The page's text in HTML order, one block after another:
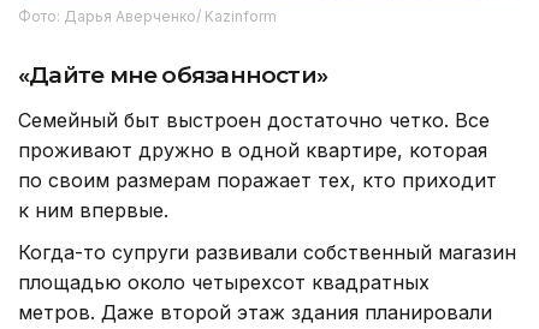
Фото: Дарья Аверченко/ Kazinform
«Дайте мне обязанности»
Семейный быт выстроен достаточно четко. Все
проживают дружно в одной квартире, которая
по своим размерам поражает тех, кто приходит
к ним впервые.
Когда-то супруги развивали собственный магазин
площадью около четырехсот квадратных
метров. Даже второй этаж здания планировали